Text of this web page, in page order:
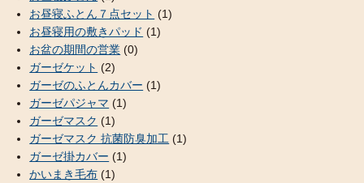
お昼寝ふとん７点セット (1)
お昼寝用の敷きパッド (1)
お盆の期間の営業 (0)
ガーゼケット (2)
ガーゼのふとんカバー (1)
ガーゼパジャマ (1)
ガーゼマスク (1)
ガーゼマスク 抗菌防臭加工 (1)
ガーゼ掛カバー (1)
かいまき毛布 (1)